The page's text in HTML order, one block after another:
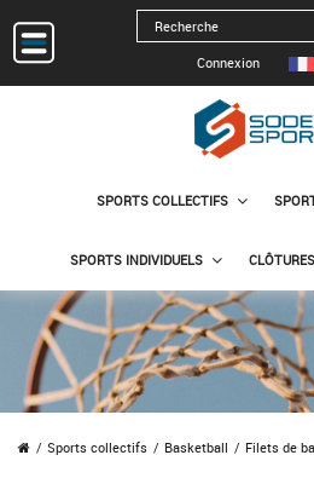
Connexion
SPORTS COLLECTIFS
SPORTS INDIVIDUELS CLÔTURES
Sports collectifs Basketball Filets de